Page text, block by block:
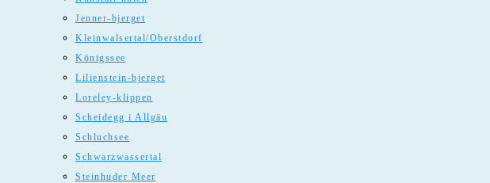
Jenner-bjerget
Kleinwalsertal/Oberstdorf
Königssee
Lilienstein-bjerget
Loreley-klippen
Scheidegg i Allgäu
Schluchsee
Schwarzwassertal
Steinhuder Meer